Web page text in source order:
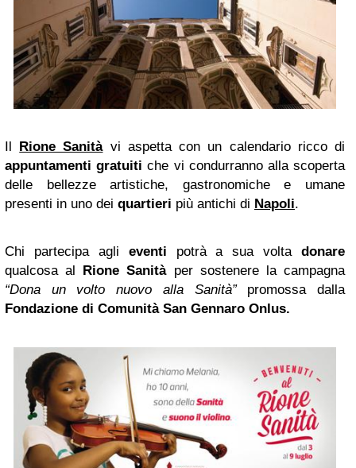
Il Rione Sanitàvi aspetta con un calendario ricco di
appuntamenti gratuiti che vi condurranno alla scoperta
delle bellezze artistiche, gastronomiche e umane
presenti in uno dei quartieri più antichi di Napoli.
Chi partecipa agli eventi potrà a sua volta donare
qualcosa al Rione Sanitàper sostenere la campagna
“Dona un volto nuovo alla Sanità”promossa dalla
Fondazione di Comunità San Gennaro Onlus.